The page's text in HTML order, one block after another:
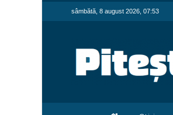
sâmbătă, 8 august 2026, 07:53